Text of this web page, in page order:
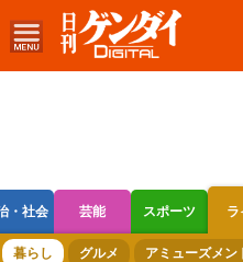
・社会 芸能 スポーツ ラ
ボートレース 競輪 オートレー
暮らし グルメ アミューズメン